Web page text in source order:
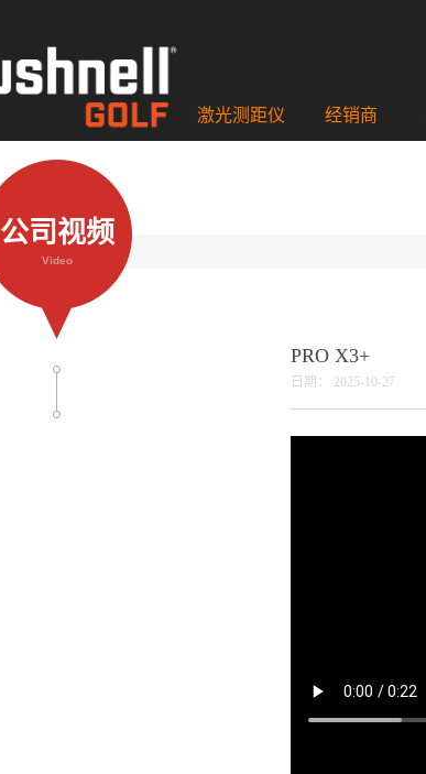
激光测距仪 经销商
公司视频
Video
PRO X3+
日期： 2025-10-27